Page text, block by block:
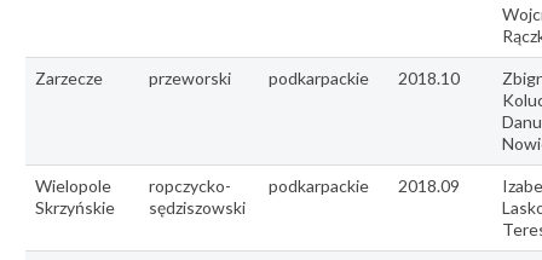
Zarzecze przeworski podkarpackie 2018.10
Wielopole
Skrzyńskie
ropczycko-
sędziszowski
podkarpackie 2018.09